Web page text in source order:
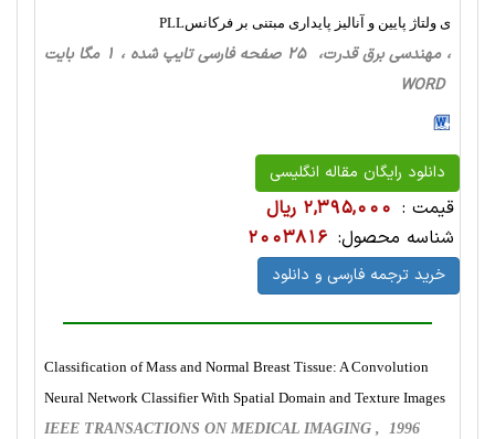
ی ولتاژ پایین و آنالیز پایداری مبتنی بر فرکانسPLL
، مهندسی برق قدرت، 25 صفحه فارسی تایپ شده ، 1 مگا بایت
WORD
دانلود رایگان مقاله انگلیسی
قیمت : 2,395,000 ریال
شناسه محصول: 2003816
خرید ترجمه فارسی و دانلود
Classification of Mass and Normal Breast Tissue: A Convolution
Neural Network Classifier With Spatial Domain and Texture Images
IEEE TRANSACTIONS ON MEDICAL IMAGING , 1996